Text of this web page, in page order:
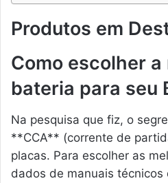
Produtos em
Como escolher a
bateria para seu
Na pesquisa que fiz, o
**CCA** (corrente de
placas. Para escolher as
dados de manuais técnicos